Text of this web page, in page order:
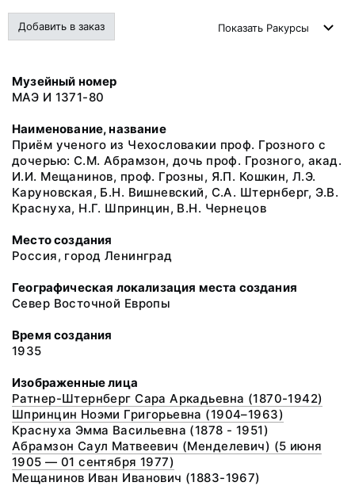
Добавить в заказ Показать Ракурсы
Музейный номер
МАЭ И 1371-80
Наименование, название
Приём ученого из Чехословакии проф. Грозного с
дочерью: С.М. Абрамзон, дочь проф. Грозного, акад.
И.И. Мещанинов, проф. Грозны, Я.П. Кошкин, Л.Э.
Каруновская, Б.Н. Вишневский, С.А. Штернберг, Э.В.
Краснуха, Н.Г. Шпринцин, В.Н. Чернецов
Место создания
Россия, город Ленинград
Географическая локализация места создания
Север Восточной Европы
Время создания
1935
Изображенные лица
Ратнер-Штернберг Сара Аркадьевна (1870-1942)
Шпринцин Ноэми Григорьевна (1904–1963)
Краснуха Эмма Васильевна (1878 - 1951)
Абрамзон Саул Матвеевич (Менделевич) (5 июня
1905 — 01 сентября 1977)
Мещанинов Иван Иванович (1883-1967)